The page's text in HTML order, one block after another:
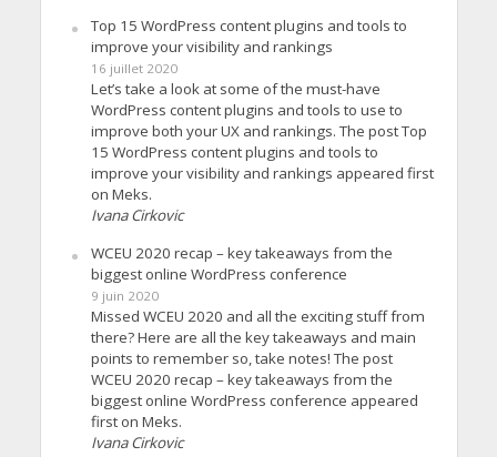
Top 15 WordPress content plugins and tools to
improve your visibility and rankings
16 juillet 2020
Let’s take a look at some of the must-have
WordPress content plugins and tools to use to
improve both your UX and rankings. The post Top
15 WordPress content plugins and tools to
improve your visibility and rankings appeared first
on Meks.
Ivana Cirkovic
WCEU 2020 recap – key takeaways from the
biggest online WordPress conference
9 juin 2020
Missed WCEU 2020 and all the exciting stuff from
there? Here are all the key takeaways and main
points to remember so, take notes! The post
WCEU 2020 recap – key takeaways from the
biggest online WordPress conference appeared
first on Meks.
Ivana Cirkovic